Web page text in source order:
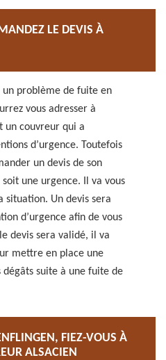
LE DEVIS À
un problème de fuite en
vous adresser à
un couvreur qui a
d’urgence. Toutefois
un devis de son
une urgence. Il va vous
situation. Un devis sera
d’urgence afin de vous
devis sera validé, il va
mettre en place une
suite à une fuite de
FIEZ-VOUS À
ALSACIEN